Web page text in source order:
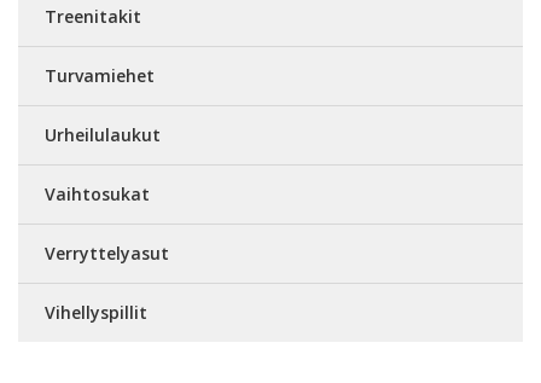
Treenitakit
Turvamiehet
Urheilulaukut
Vaihtosukat
Verryttelyasut
Vihellyspillit